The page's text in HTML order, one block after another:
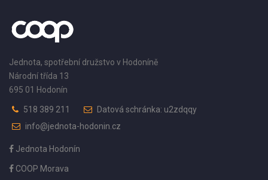
Jednota, spotřební družstvo v Hodoníně
Národní třída 13
695 01 Hodonín
518 389 211
Datová schránka: u2zdqqy
info@jednota-hodonin.cz
Jednota Hodonín
COOP Morava